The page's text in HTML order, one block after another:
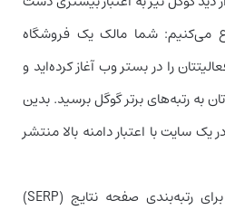
می‌کنیم: شما مالک یک فروشگاه
را در بستر وب آغاز کرده‌اید و
به رتبه‌های برتر گوگل برسید. بدین
یک سایت با اعتبار دامنه بالا منتشر
گوگل از فاکتورهای مختلفی برای رتبه‌بندی صفحه نتایج (SERP)